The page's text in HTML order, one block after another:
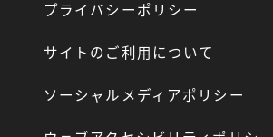
プライバシーポリシー
サイトのご利用について
ソーシャルメディアポリシー